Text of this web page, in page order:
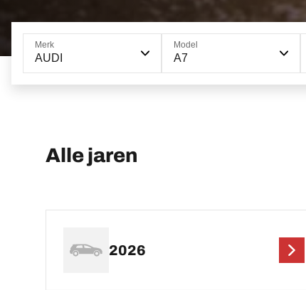
Merk
AUDI
Model
A7
Alle jaren
2026